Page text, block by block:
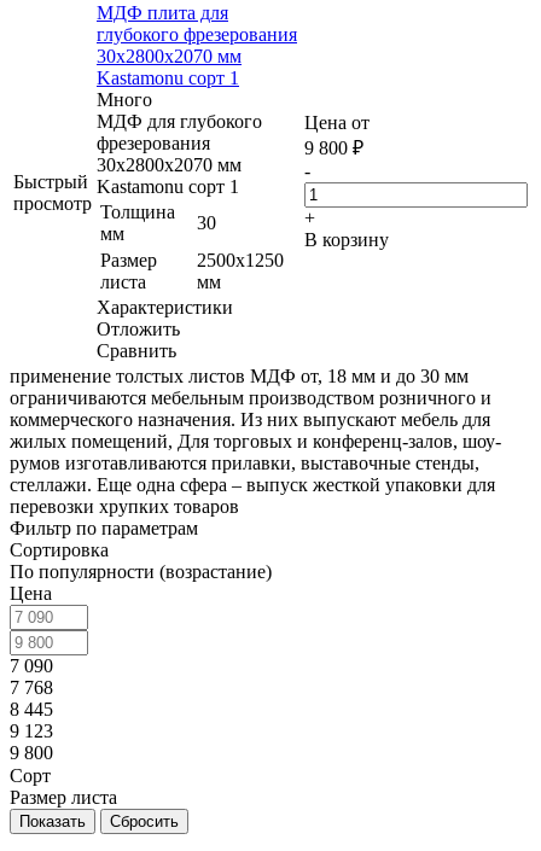
Быстрый
просмотр
МДФ плита для
глубокого фрезерования
30х2800х2070 мм
Kastamonu сорт 1
Много
МДФ для глубокого
фрезерования
30х2800х2070 мм
Kastamonu сорт 1
Толщина
мм
30
Размер
листа
2500х1250
мм
Характеристики
Отложить
Сравнить
Цена от
9 800 ₽
-
+
В корзину
применение толстых листов МДФ от, 18 мм и до 30 мм
ограничиваются мебельным производством розничного и
коммерческого назначения. Из них выпускают мебель для
жилых помещений, Для торговых и конференц-залов, шоу-
румов изготавливаются прилавки, выставочные стенды,
стеллажи. Еще одна сфера – выпуск жесткой упаковки для
перевозки хрупких товаров
Фильтр по параметрам
Сортировка
По популярности (возрастание)
Цена
7 090
7 768
8 445
9 123
9 800
Сорт
Размер листа
Сбросить